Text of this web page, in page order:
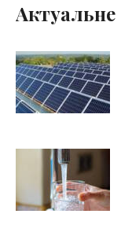
Актуальне